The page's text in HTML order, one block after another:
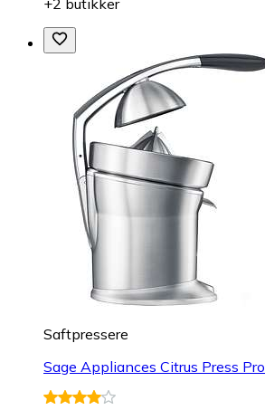
+2 butikker
Saftpressere
Sage Appliances Citrus Press Pro